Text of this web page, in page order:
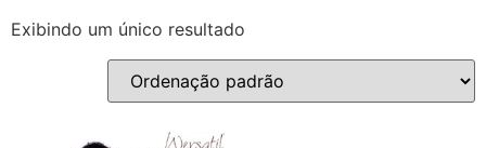
Exibindo um único resultado